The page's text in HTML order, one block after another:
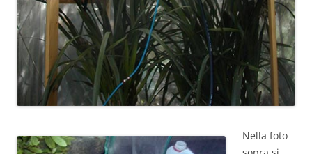
Nella foto